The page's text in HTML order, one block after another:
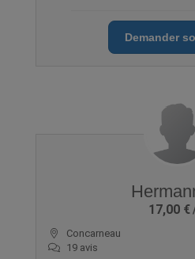
Demander
17,00 €
Concarneau
19 avis